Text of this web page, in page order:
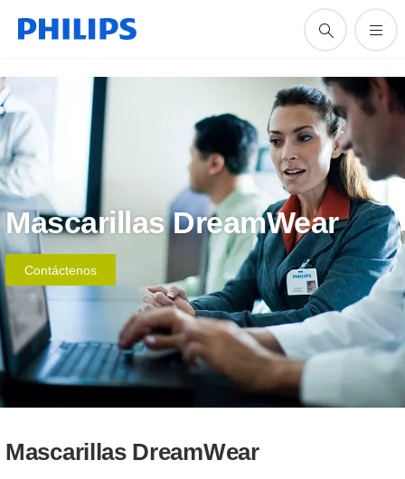
Mascarillas DreamWear
Contáctenos
Mascarillas DreamWear